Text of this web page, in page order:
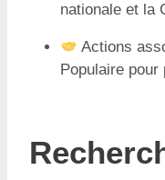
nationale et la
Actions
Populaire